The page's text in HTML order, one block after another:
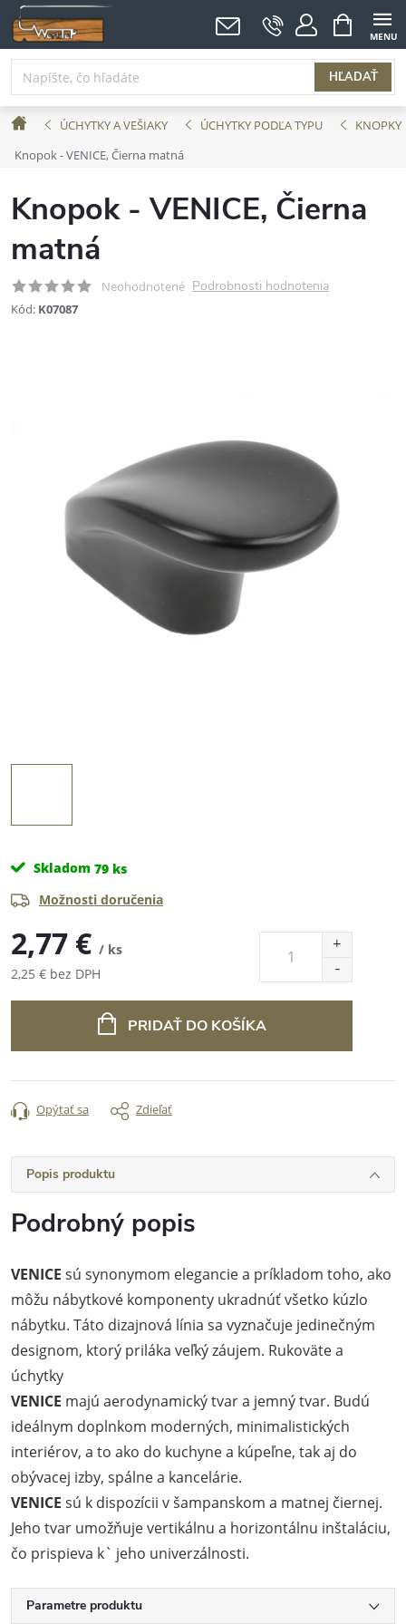
Prejsť
na
obsah
HĽADAŤ
NÁKUPNÝ
KOŠÍK
DomovÚCHYTKY A VEŠIAKY ÚCHYTKY PODĽA TYPU
KNOPKY
Knopok - VENICE, Čierna matná
Knopok - VENICE, Čierna
matná
Neohodnotené Podrobnosti hodnotenia
Kód: K07087
Skladom 79 ks
Možnosti doručenia
2,77 € / ks
2,25 € bez DPH
PRIDAŤ DO KOŠÍKA
Opýtať sa Zdieľať
Popis produktu
Podrobný popis
VENICE sú synonymom elegancie a príkladom toho, ako
môžu nábytkové komponenty ukradnúť všetko kúzlo
nábytku. Táto dizajnová línia sa vyznačuje jedinečným
designom, ktorý priláka veľký záujem. Rukoväte a
úchytky
VENICE majú aerodynamický tvar a jemný tvar. Budú
ideálnym doplnkom moderných, minimalistických
interiérov, a to ako do kuchyne a kúpeľne, tak aj do
obývacej izby, spálne a kancelárie.
VENICE sú k dispozícii v šampanskom a matnej čiernej.
Jeho tvar umožňuje vertikálnu a horizontálnu inštaláciu,
čo prispieva k` jeho univerzálnosti.
Parametre produktu